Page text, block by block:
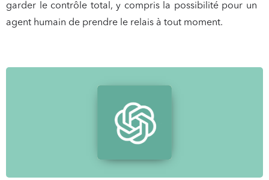
garder le contrôle total,y compris la possibilité pour un
agent humain de prendre le relais à tout moment.